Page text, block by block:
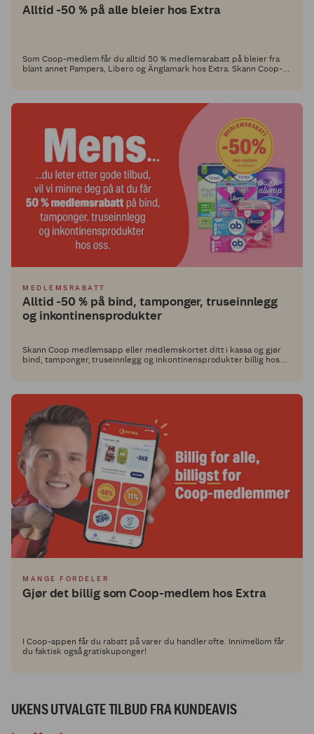
Alltid -50 % på alle bleier hos Extra
Som Coop-medlem får du alltid 50 % medlemsrabatt på bleier fra
blant annet Pampers, Libero og Änglamark hos Extra. Skann Coop-
MEDLEMSRABATT
Alltid -50 % på bind, tamponger, truseinnlegg
og inkontinensprodukter
Skann Coop medlemsapp eller medlemskortet ditt i kassa og gjør
bind, tamponger, truseinnlegg og inkontinensprodukter billig hos
MANGE FORDELER
Gjør det billig som Coop-medlem hos Extra
I Coop-appen får du rabatt på varer du handler ofte. Innimellom får
du faktisk også gratiskuponger!
UKENS UTVALGTE TILBUD FRA KUNDEAVIS